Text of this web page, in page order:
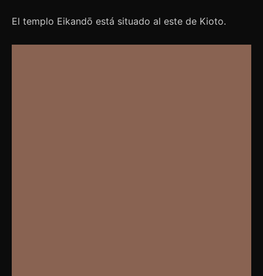
El templo Eikandō está situado al este de Kioto.